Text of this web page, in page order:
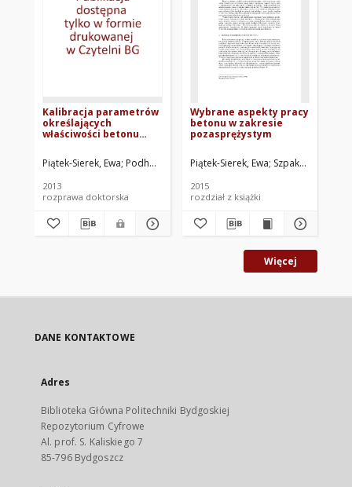
Kalibracja parametrów
określających
właściwości betonu
plastyczno-
degradacyjnym
programie ABAQUS
Piątek-Sierek, Ewa Podhorecki, Adam. Promotor
2013
rozprawa doktorska
Wybrane aspekty pracy
betonu w zakresie
pozasprężystym
Piątek-Sierek, Ewa Szpakowski,
2015
rozdział z książki
Więcej
DANE KONTAKTOWE
Adres
Biblioteka Główna Politechniki Bydgoskiej
Repozytorium Cyfrowe
Al. prof. S. Kaliskiego 7
85-796 Bydgoszcz